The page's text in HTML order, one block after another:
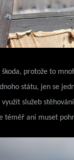
škoda, protože to
státu, jen se
využít služeb
téměř ani muset